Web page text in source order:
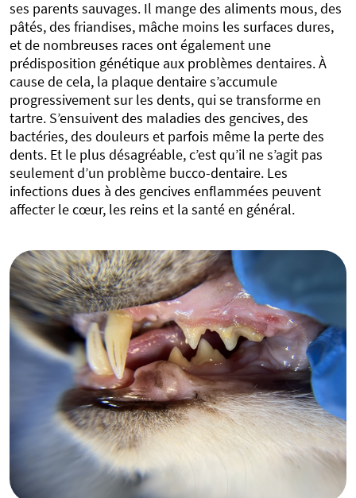
ses parents sauvages. Il mange des aliments mous, des
pâtés, des friandises, mâche moins les surfaces dures,
et de nombreuses races ont également une
prédisposition génétique aux problèmes dentaires. À
cause de cela, la plaque dentaire s’accumule
progressivement sur les dents, qui se transforme en
tartre. S’ensuivent des maladies des gencives, des
bactéries, des douleurs et parfois même la perte des
dents. Et le plus désagréable, c’est qu’il ne s’agit pas
seulement d’un problème bucco-dentaire. Les
infections dues à des gencives enflammées peuvent
affecter le cœur, les reins et la santé en général.